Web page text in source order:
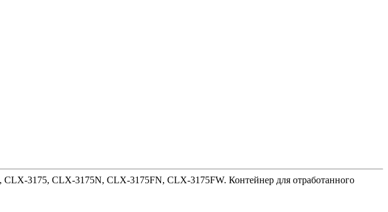
3175, CLX-3175N, CLX-3175FN, CLX-3175FW. Контейнер для отработанного